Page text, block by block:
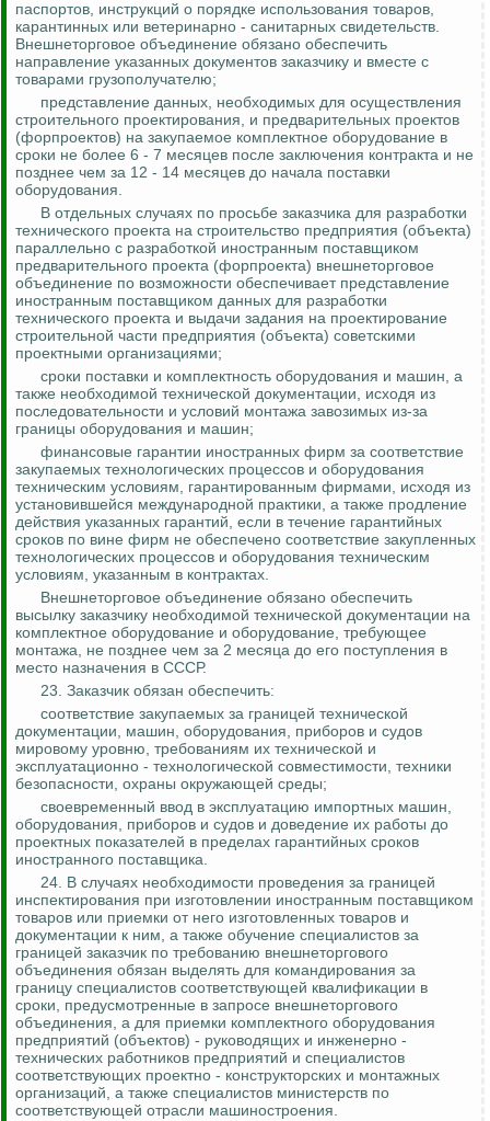
паспортов, инструкций о порядке использования товаров,
карантинных или ветеринарно - санитарных свидетельств.
Внешнеторговое объединение обязано обеспечить
направление указанных документов заказчику и вместе с
товарами грузополучателю;
представление данных, необходимых для осуществления
строительного проектирования, и предварительных проектов
(форпроектов) на закупаемое комплектное оборудование в
сроки не более 6 - 7 месяцев после заключения контракта и не
позднее чем за 12 - 14 месяцев до начала поставки
оборудования.
В отдельных случаях по просьбе заказчика для разработки
технического проекта на строительство предприятия (объекта)
параллельно с разработкой иностранным поставщиком
предварительного проекта (форпроекта) внешнеторговое
объединение по возможности обеспечивает представление
иностранным поставщиком данных для разработки
технического проекта и выдачи задания на проектирование
строительной части предприятия (объекта) советскими
проектными организациями;
сроки поставки и комплектность оборудования и машин, а
также необходимой технической документации, исходя из
последовательности и условий монтажа завозимых из-за
границы оборудования и машин;
финансовые гарантии иностранных фирм за соответствие
закупаемых технологических процессов и оборудования
техническим условиям, гарантированным фирмами, исходя из
установившейся международной практики, а также продление
действия указанных гарантий, если в течение гарантийных
сроков по вине фирм не обеспечено соответствие закупленных
технологических процессов и оборудования техническим
условиям, указанным в контрактах.
Внешнеторговое объединение обязано обеспечить
высылку заказчику необходимой технической документации на
комплектное оборудование и оборудование, требующее
монтажа, не позднее чем за 2 месяца до его поступления в
место назначения в СССР.
23. Заказчик обязан обеспечить:
соответствие закупаемых за границей технической
документации, машин, оборудования, приборов и судов
мировому уровню, требованиям их технической и
эксплуатационно - технологической совместимости, техники
безопасности, охраны окружающей среды;
своевременный ввод в эксплуатацию импортных машин,
оборудования, приборов и судов и доведение их работы до
проектных показателей в пределах гарантийных сроков
иностранного поставщика.
24. В случаях необходимости проведения за границей
инспектирования при изготовлении иностранным поставщиком
товаров или приемки от него изготовленных товаров и
документации к ним, а также обучение специалистов за
границей заказчик по требованию внешнеторгового
объединения обязан выделять для командирования за
границу специалистов соответствующей квалификации в
сроки, предусмотренные в запросе внешнеторгового
объединения, а для приемки комплектного оборудования
предприятий (объектов) - руководящих и инженерно -
технических работников предприятий и специалистов
соответствующих проектно - конструкторских и монтажных
организаций, а также специалистов министерств по
соответствующей отрасли машиностроения.